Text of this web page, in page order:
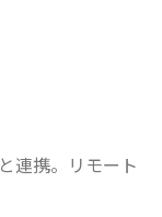
連携。リモート